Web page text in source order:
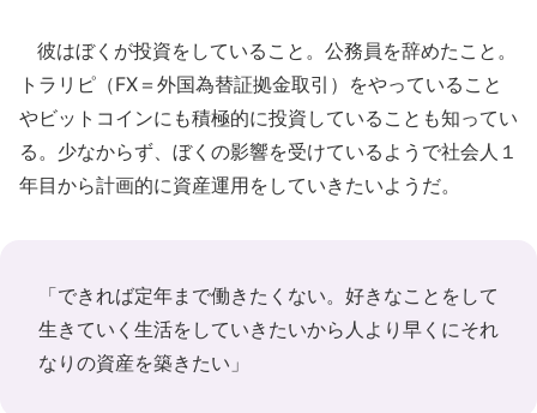
彼はぼくが投資をしていること。公務員を辞めたこと。
トラリピ（FX＝外国為替証拠金取引）をやっていること
やビットコインにも積極的に投資していることも知ってい
る。少なからず、ぼくの影響を受けているようで社会人１
年目から計画的に資産運用をしていきたいようだ。
「できれば定年まで働きたくない。好きなことをして
生きていく生活をしていきたいから人より早くにそれ
なりの資産を築きたい」